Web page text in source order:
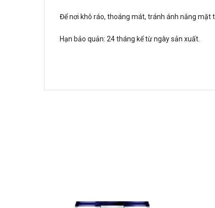
Để nơi khô ráo, thoáng mát, tránh ánh nắng mặt
Hạn bảo quản: 24 tháng kể từ ngày sản xuất.